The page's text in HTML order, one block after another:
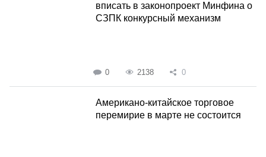
вписать в законопроект Минфина о
СЗПК конкурсный механизм
0 2138 0
Американо-китайское торговое
перемирие в марте не состоится